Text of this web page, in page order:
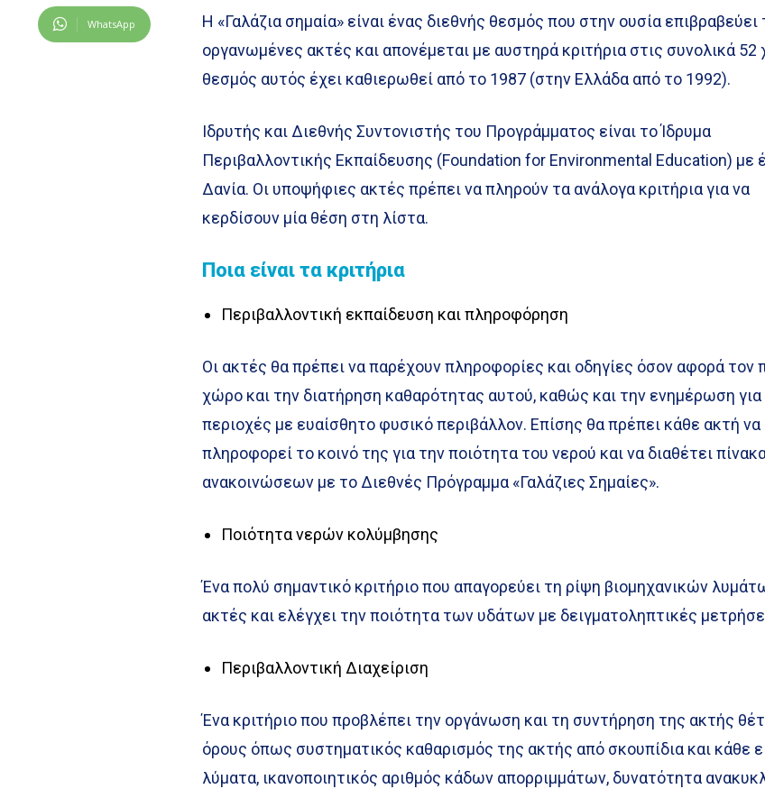
WhatsApp
Η «Γαλάζια σημαία» είναι ένας διεθνής θεσμός που στην ουσία επιβραβεύει
οργανωμένες ακτές και απονέμεται με αυστηρά κριτήρια στις συνολικά
θεσμός αυτός έχει καθιερωθεί από το 1987 (στην Ελλάδα από το 1992).
Ιδρυτής και Διεθνής Συντονιστής του Προγράμματος είναι το Ίδρυμα
Περιβαλλοντικής Εκπαίδευσης (Foundation for Environmental Education) με
Δανία. Οι υποψήφιες ακτές πρέπει να πληρούν τα ανάλογα κριτήρια για να
κερδίσουν μία θέση στη λίστα.
Ποια είναι τα κριτήρια
Περιβαλλοντική εκπαίδευση και πληροφόρηση
Οι ακτές θα πρέπει να παρέχουν πληροφορίες και οδηγίες όσον αφορά τον
χώρο και την διατήρηση καθαρότητας αυτού, καθώς και την ενημέρωση για
περιοχές με ευαίσθητο φυσικό περιβάλλον. Επίσης θα πρέπει κάθε ακτή να
πληροφορεί το κοινό της για την ποιότητα του νερού και να διαθέτει
ανακοινώσεων με το Διεθνές Πρόγραμμα «Γαλάζιες Σημαίες».
Ποιότητα νερών κολύμβησης
Ένα πολύ σημαντικό κριτήριο που απαγορεύει τη ρίψη βιομηχανικών
ακτές και ελέγχει την ποιότητα των υδάτων με δειγματοληπτικές
Περιβαλλοντική Διαχείριση
Ένα κριτήριο που προβλέπει την οργάνωση και τη συντήρηση της ακτής
όρους όπως συστηματικός καθαρισμός της ακτής από σκουπίδια και κάθε
λύματα, ικανοποιητικός αριθμός κάδων απορριμμάτων, δυνατότητα